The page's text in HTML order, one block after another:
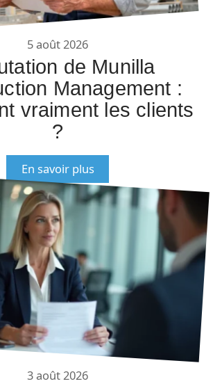
5 août 2026
de Munilla
Management :
vraiment les clients
?
En savoir plus
3 août 2026